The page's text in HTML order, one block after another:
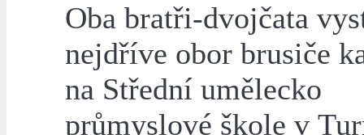
Oba bratři-dvojčata
nejdříve obor brusiče
na Střední umělecko
průmyslové škole v